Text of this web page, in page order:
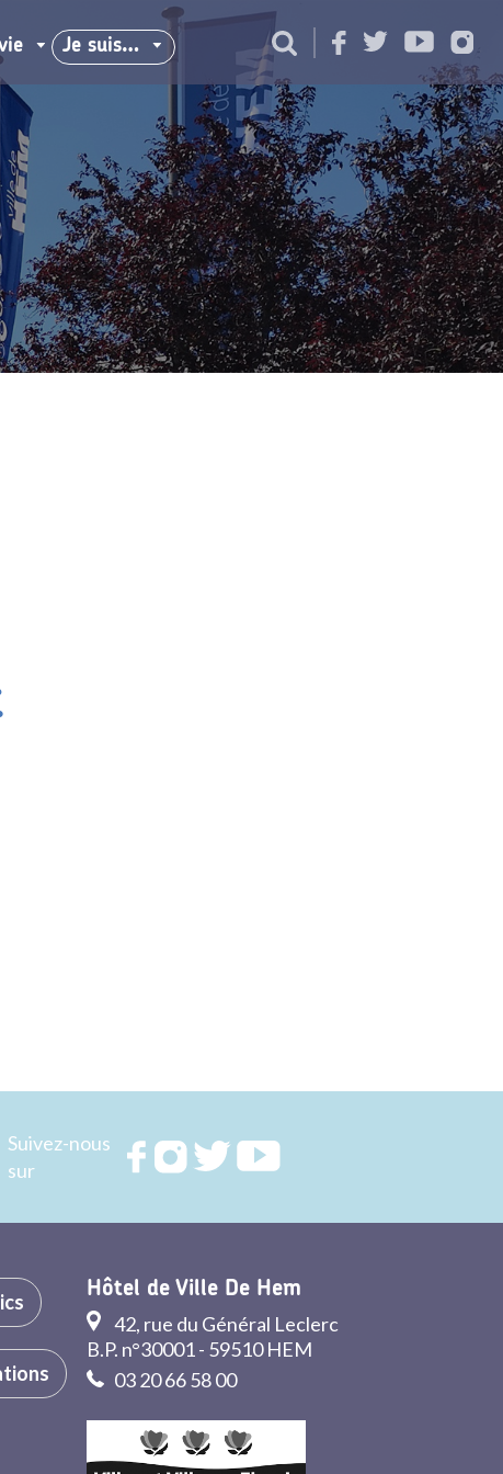
Je suis…
Suivez-nous
sur
RejoignezRejoignezRejoignez
Hôtel de Ville De Hem
42, rue du Général Leclerc
B.P. n°30001 - 59510 HEM
03 20 66 58 00